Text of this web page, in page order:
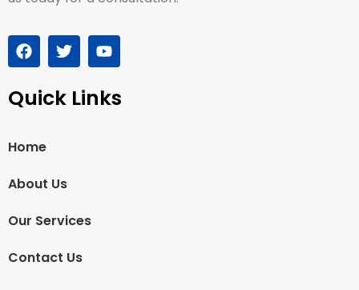
Quick Links
Home
About Us
Our Services
Contact Us